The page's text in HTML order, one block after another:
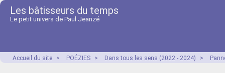
Les bâtisseurs du temps
Le petit univers de Paul Jeanzé
Accueil du site > POÉZIES > Dans tous les sens (2022 - 2024) >